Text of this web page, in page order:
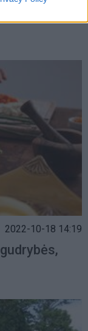
2022-10-18 14:19